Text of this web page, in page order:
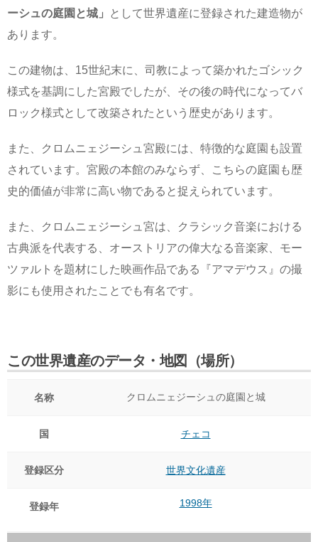
ーシュの庭園と城」
として世界遺産に登録された建造物が
あります。
この建物は、15世紀末に、司教によって築かれたゴシック
様式を基調にした宮殿でしたが、その後の時代になってバ
ロック様式として改築されたという歴史があります。
また、クロムニェジーシュ宮殿には、特徴的な庭園も設置
されています。宮殿の本館のみならず、こちらの庭園も歴
史的価値が非常に高い物であると捉えられています。
また、クロムニェジーシュ宮は、クラシック音楽における
古典派を代表する、オーストリアの偉大なる音楽家、モー
ツァルトを題材にした映画作品である『アマデウス』の撮
影にも使用されたことでも有名です。
この世界遺産のデータ・地図（場所）
名称 クロムニェジーシュの庭園と城
国 チェコ
登録区分 世界文化遺産
登録年 1998年